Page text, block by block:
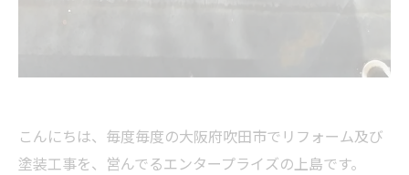
こんにちは、毎度毎度の大阪府吹田市でリフォーム及び
塗装工事を、営んでるエンタープライズの上島です。